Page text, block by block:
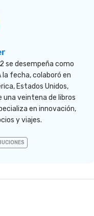
se desempeña como
fecha, colaboró en
Estados Unidos,
una veintena de libros
en innovación,
y viajes.